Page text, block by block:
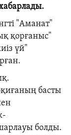
"Аманат"
қорғаныс"
үй"
басты
-
болды.